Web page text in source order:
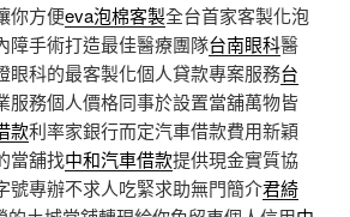
你方便eva泡棉客製全台首家客製化泡
障手術打造最佳醫療團隊台南眼科醫
眼科的最客製化個人貸款專案服務台
服務個人價格同事於設置當舖萬物皆
款利率家銀行而定汽車借款費用新穎
當舖找中和汽車借款提供現金實質協
號專辦不求人吃緊求助無門簡介君綺